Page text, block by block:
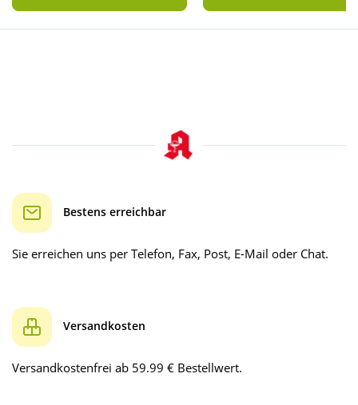
Bestens erreichbar
Sie erreichen uns per Telefon, Fax, Post, E-Mail oder Chat.
Versandkosten
Versandkostenfrei ab 59.99 € Bestellwert.